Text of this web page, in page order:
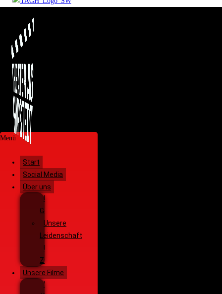
Menü
Start
Social Media
Über uns
Unsere
Geschichte
Unsere
Leidenschaft
Unsere
Ziele
Unsere Filme
Wenja